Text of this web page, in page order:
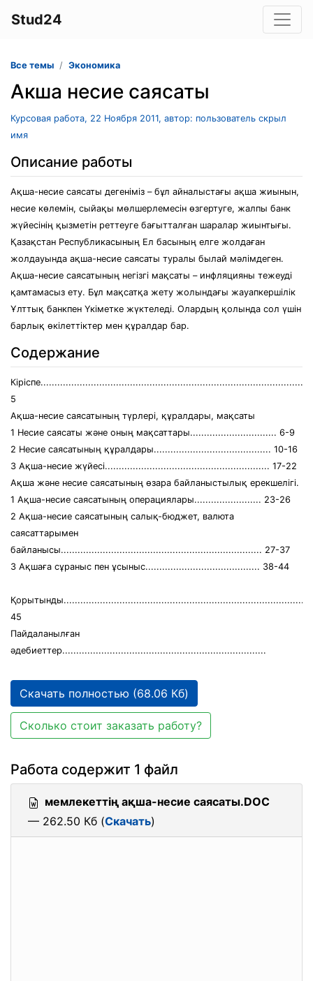
Stud24
Все темы Экономика
Акша несие саясаты
Курсовая работа, 22 Ноября 2011, автор: пользователь скрыл
имя
Описание работы
Ақша-несие саясаты дегеніміз – бұл айналыстағы ақша жиынын,
несие көлемін, сыйақы мөлшерлемесін өзгертуге, жалпы банк
жүйесінің қызметін реттеуге бағытталған шаралар жиынтығы.
Қазақстан Республикасының Ел басының елге жолдаған
жолдауында ақша-несие саясаты туралы былай мәлімдеген.
Ақша-несие саясатының негізгі мақсаты – инфляцияны тежеуді
қамтамасыз ету. Бұл мақсатқа жету жолындағы жауапкершілік
Ұлттық банкпен Үкіметке жүктеледі. Олардың қолында сол үшін
барлық өкілеттіктер мен құралдар бар.
Содержание
5
Ақша-несие саясатының түрлері, құралдары, мақсаты
1 Несие саясаты және оның мақсаттары............................... 6-9
2 Несие саясатының құралдары.......................................... 10-16
3 Ақша-несие жүйесі........................................................... 17-22
Ақша және несие саясатының өзара байланыстылық ерекшелігі.
1 Ақша-несие саясатының операциялары........................ 23-26
2 Ақша-несие саясатының салық-бюджет, валюта
саясаттарымен
байланысы........................................................................ 27-37
3 Ақшаға сұраныс пен ұсыныс......................................... 38-44
45
Пайдаланылған
әдебиеттер.........................................................................
Скачать полностью (68.06 Кб)
Сколько стоит заказать работу?
Работа содержит 1 файл
мемлекеттің ақша-несие саясаты.DOC
— 262.50 Кб (Скачать)